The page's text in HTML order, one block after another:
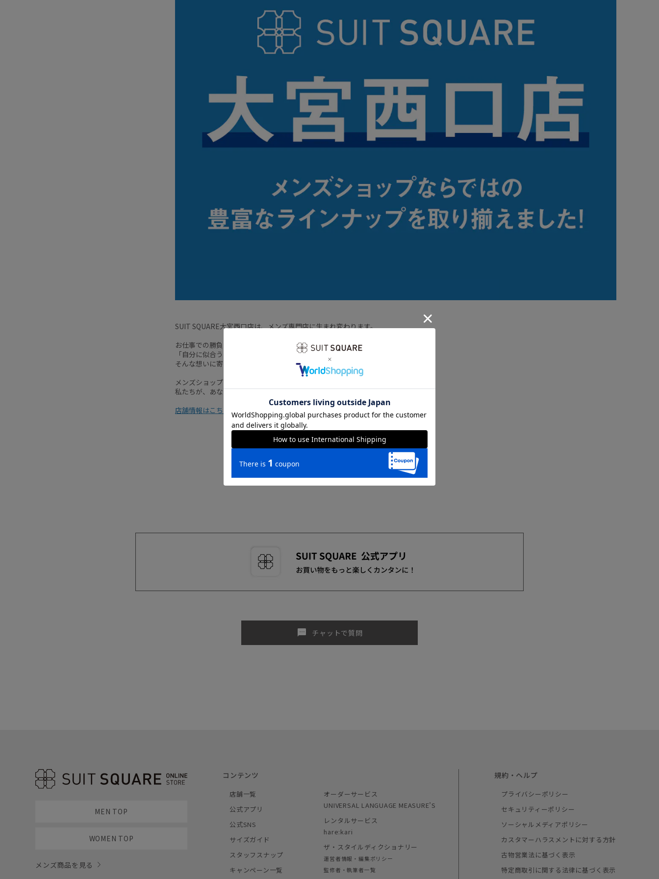
SUIT SQUARE大宮西口店は、メンズ専門店に生まれ変わります。
お仕事での勝負スーツから、お休みの日のきれいめカジュアルまで。
「自分に似合うものが分からない」「もっとお洒落を楽しみたい」
そんな想いに寄り添う、たくさんのアイテムをご用意しました。
メンズショップならではの豊富なラインナップの中から、
私たちが、あなたにぴったりの「お気に入りの一着」を一緒にお探しします。
店舗情報はこちら >
sms チャットで質問
MEN TOP
WOMEN TOP
メンズ商品を見る
コンテンツ
店舗一覧
公式アプリ
公式SNS
サイズガイド
スタッフスナップ
キャンペーン一覧
オーダーサービス
UNIVERSAL LANGUAGE MEASURE’S
レンタルサービス
hare:kari
ザ・スタイルディクショナリー
運営者情報・編集ポリシー
監修者・執筆者一覧
規約・ヘルプ
プライバシーポリシー
セキュリティーポリシー
ソーシャルメディアポリシー
カスタマーハラスメントに対する方針
古物営業法に基づく表示
特定商取引に関する法律に基づく表示